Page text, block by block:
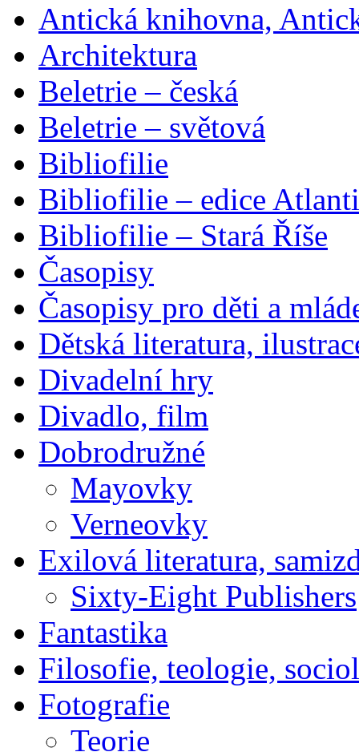
Antická knihovna,
Architektura
Beletrie – česká
Beletrie – světová
Bibliofilie
Bibliofilie – edice
Bibliofilie – Stará Říše
Časopisy
Časopisy pro děti a
Dětská literatura,
Divadelní hry
Divadlo, film
Dobrodružné
Mayovky
Verneovky
Exilová literatura,
Sixty-Eight Publishers
Fantastika
Filosofie, teologie,
Fotografie
Teorie